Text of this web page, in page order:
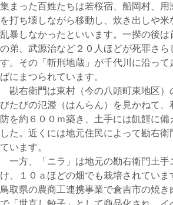
集まった百姓たちは若桜宿、船岡村、用
を打ち壊しながら移動し、炊き出しや
乱暴しなかったといいます。一揆の後は
の弟、武源治など２０人ほどが死罪さら
す。その「斬刑地蔵」が千代川に沿って
ばにまつられています。
勘右衛門は東村（今の八頭町東地区）
びたびの氾濫（はんらん）を見かねて
防を約６００ｍ築き、土手には飢饉に備
した。近くには地元住民によって勘右
ています。
一方、「ニラ」は地元の勘右衛門土手
け、１０ａほどの畑でも栽培されてい
鳥取県の農商工連携事業で倉吉市の焼